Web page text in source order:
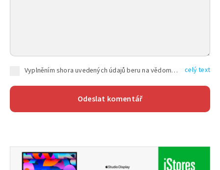
Vyplněním shora uvedených údajů beru na vědomí, že společnost TEXT FACTORY s.r.o., sídlem Brno, Durďákova 336/29, Černá Pole, PSČ: 613 00, IČ: 06157831, zapsané u Krajského soudu v Brně, oddíl C, vložka 100399, bude zpracovávat mé osobní údaje uvedené v rámci mnou vyplněného registračního formuláře na základě oprávněných zájmů TEXT FACTORY s.r.o. dle čl. 6 odst. 1 písm. f) GDPR a pro splnění právních povinností (čl. 6 odst. 1 písm. c) GDPR), a to pro tyto účely: nezbytnost zajistit oprávnění návštěvníka webových stránek provozovaných společností TEXT FACTORY s.r.o. přispívat aktivně ke zveřejněným článkům nebo v rámci diskusních fór a výkon práv TEXT FACTORY s.r.o. jako administrátora těchto diskusních fór. Více informací o zpracování osobních údajů a právech lze nalézt v celý text